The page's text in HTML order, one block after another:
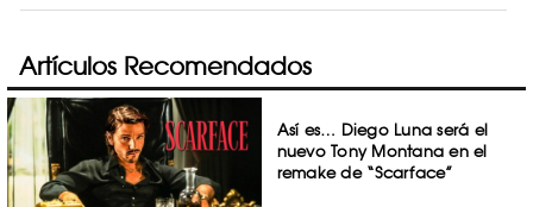
Artículos Recomendados
Así es… Diego Luna será el
nuevo Tony Montana en el
remake de “Scarface”